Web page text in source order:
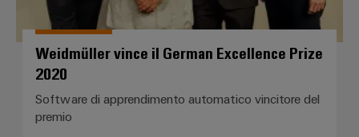
Weidmüller vince il German Excellence Prize
2020
Software di apprendimento automatico vincitore del
premio